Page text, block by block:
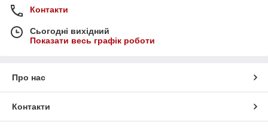
Контакти
Сьогодні вихідний
Показати весь графік роботи
Про нас
Контакти